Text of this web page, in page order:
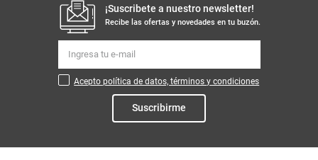
¡Suscribete a nuestro newsletter!
Recibe las ofertas y novedades en tu buzón.
Acepto política de datos, términos y condiciones
Suscribirme